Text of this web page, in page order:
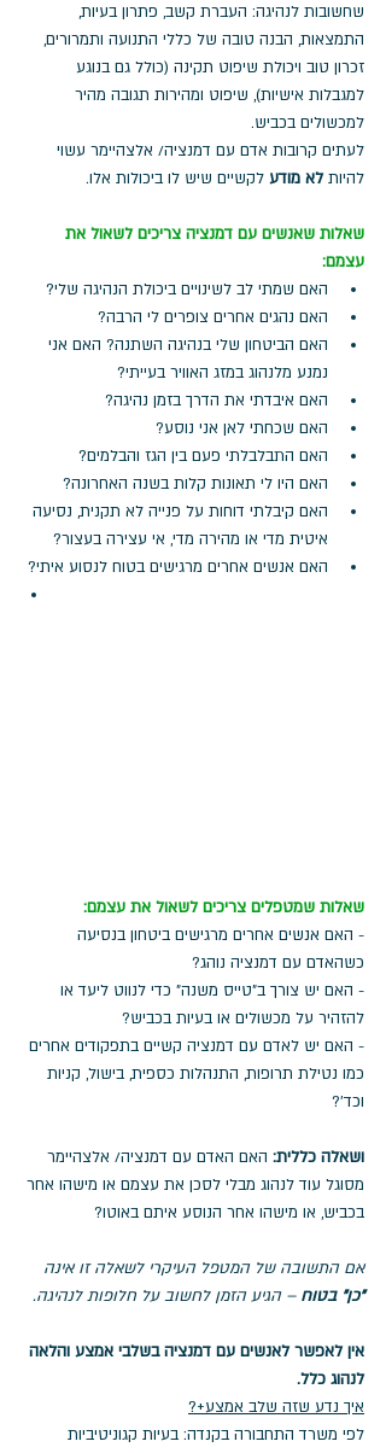
שחשובות לנהיגה: העברת קשב, פתרון בעיות,
התמצאות, הבנה טובה של כללי התנועה ותמרורים,
זכרון טוב ויכולת שיפוט תקינה (כולל גם בנוגע
למגבלות אישיות), שיפוט ומהירות תגובה מהיר
למכשולים בכביש.
לעתים קרובות אדם עם דמנציה/ אלצהיימר עשוי
להיות לא מודע לקשיים שיש לו ביכולות אלו.
שאלות שאנשים עם דמנציה צריכים לשאול את
עצמם:
האם שמתי לב לשינויים ביכולת הנהיגה שלי?
האם נהגים אחרים צופרים לי הרבה?
האם הביטחון שלי בנהיגה השתנה? האם אני
נמנע מלנהוג במזג האוויר בעייתי?
האם איבדתי את הדרך בזמן נהיגה?
האם שכחתי לאן אני נוסע?
האם התבלבלתי פעם בין הגז והבלמים?
האם היו לי תאונות קלות בשנה האחרונה?
האם קיבלתי דוחות על פנייה לא תקנית, נסיעה
איטית מדי או מהירה מדי, אי עצירה בעצור?
האם אנשים אחרים מרגישים בטוח לנסוע איתי?
שאלות שמטפלים צריכים לשאול את עצמם:
- האם אנשים אחרים מרגישים ביטחון בנסיעה
כשהאדם עם דמנציה נוהג?
- האם יש צורך ב"טייס משנה" כדי לנווט ליעד או
להזהיר על מכשולים או בעיות בכביש?
- האם יש לאדם עם דמנציה קשיים בתפקודים אחרים
כמו נטילת תרופות, התנהלות כספית, בישול, קניות
וכד'?
ושאלה כללית: האם האדם עם דמנציה/ אלצהיימר
מסוגל עוד לנהוג מבלי לסכן את עצמם או מישהו אחר
בכביש, או מישהו אחר הנוסע איתם באוטו?
אם התשובה של המטפל העיקרי לשאלה זו אינה
"כן" בטוח – הגיע הזמן לחשוב על חלופות לנהיגה.
אין לאפשר לאנשים עם דמנציה בשלבי אמצע והלאה
לנהוג כלל.
איך נדע שזה שלב אמצע+?
לפי משרד התחבורה בקנדה: בעיות קגוניטיביות